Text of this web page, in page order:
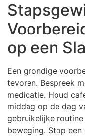
op een
Een grondige
tevoren. Bespreek
medicatie. Houd
middag op de dag
gebruikelijke
beweging. Stop